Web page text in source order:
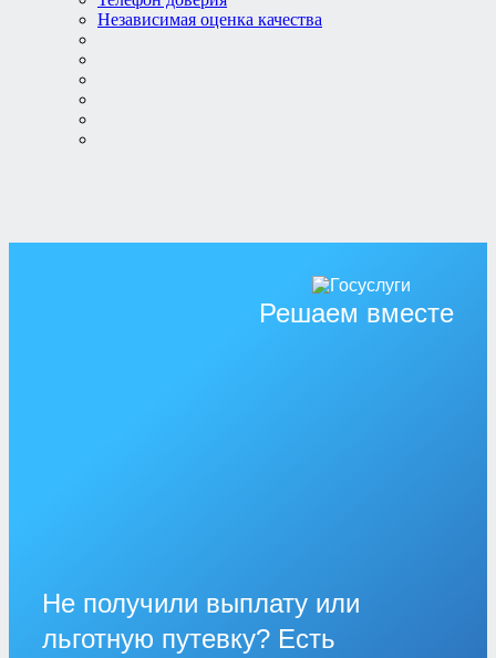
Независимая оценка качества
Решаем вместе
Не получили выплату или
льготную путевку? Есть